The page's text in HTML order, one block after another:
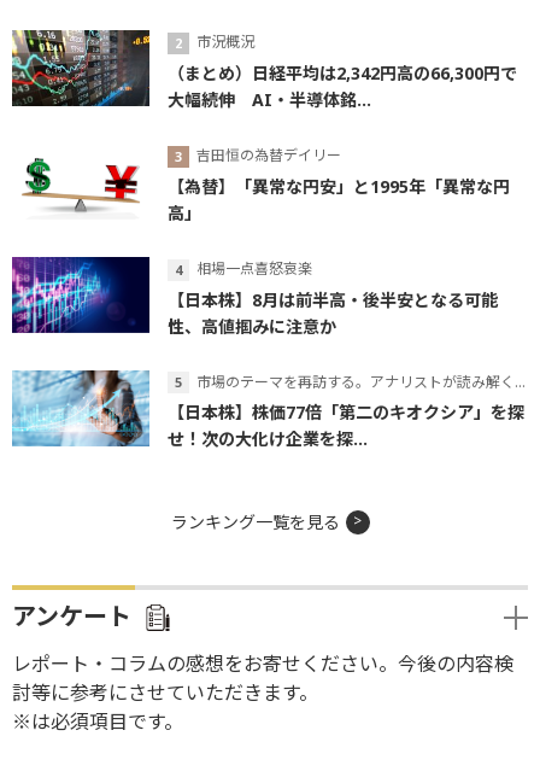
市況概況
（まとめ）日経平均は2,342円高の66,300円で
大幅続伸 AI・半導体銘...
吉田恒の為替デイリー
【為替】「異常な円安」と1995年「異常な円
高」
相場一点喜怒哀楽
【日本株】8月は前半高・後半安となる可能
性、高値掴みに注意か
市場のテーマを再訪する。アナリストが読み解くテーマの本質
【日本株】株価77倍「第二のキオクシア」を探
せ！次の大化け企業を探...
ランキング一覧を見る
アンケート
レポート・コラムの感想をお寄せください。今後の内容検
討等に参考にさせていただきます。
※は必須項目です。